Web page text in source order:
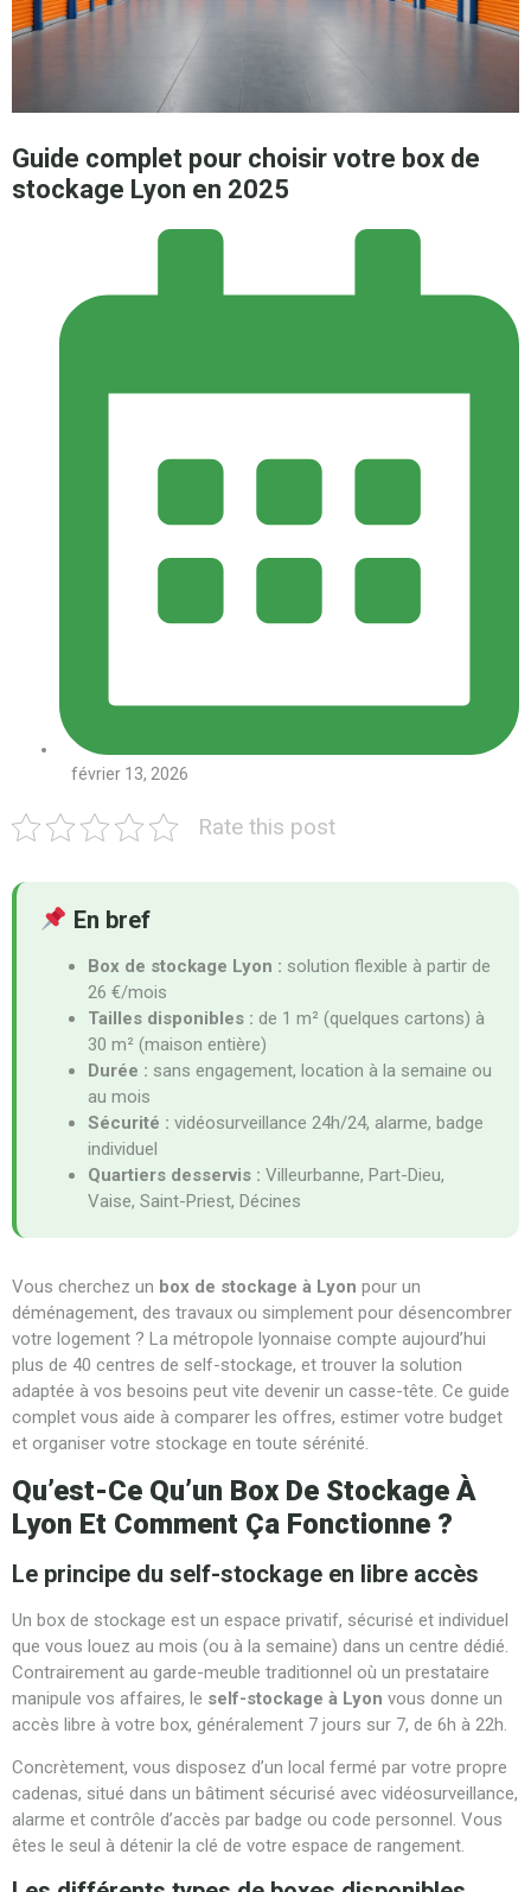
Guide complet pour choisir votre box de
stockage Lyon en 2025
février 13, 2026
Rate this post
En bref
Box de stockage Lyon : solution flexible à partir de
26 €/mois
Tailles disponibles : de 1 m² (quelques cartons) à
30 m² (maison entière)
Durée : sans engagement, location à la semaine ou
au mois
Sécurité : vidéosurveillance 24h/24, alarme, badge
individuel
Quartiers desservis : Villeurbanne, Part-Dieu,
Vaise, Saint-Priest, Décines
Vous cherchez un box de stockage à Lyon pour un
déménagement, des travaux ou simplement pour désencombrer
votre logement ? La métropole lyonnaise compte aujourd’hui
plus de 40 centres de self-stockage, et trouver la solution
adaptée à vos besoins peut vite devenir un casse-tête. Ce guide
complet vous aide à comparer les offres, estimer votre budget
et organiser votre stockage en toute sérénité.
Qu’est-Ce Qu’un Box De Stockage À
Lyon Et Comment Ça Fonctionne ?
Le principe du self-stockage en libre accès
Un box de stockage est un espace privatif, sécurisé et individuel
que vous louez au mois (ou à la semaine) dans un centre dédié.
Contrairement au garde-meuble traditionnel où un prestataire
manipule vos affaires, le self-stockage à Lyon vous donne un
accès libre à votre box, généralement 7 jours sur 7, de 6h à 22h.
Concrètement, vous disposez d’un local fermé par votre propre
cadenas, situé dans un bâtiment sécurisé avec vidéosurveillance,
alarme et contrôle d’accès par badge ou code personnel. Vous
êtes le seul à détenir la clé de votre espace de rangement.